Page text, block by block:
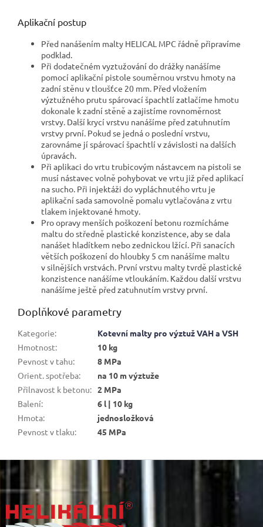
Aplikační postup
Před nanášením malty HELICAL MPC řádně připravíme
podklad.
Při dodatečném vyztužování do drážky nanášíme
pomocí aplikační pistole souměrnou vrstvu hmoty na
zadní stěnu v tloušťce 20 mm. Před vložením
výztužného prutu spárovací špachtlí zatlačíme hmotu
dokonale k zadní stěně a zajistíme rovnoměrnost
vrstvy. Další krycí vrstvu nanášíme před zatuhnutím
vrstvy první. Pokud se jedná o poslední vrstvu,
zarovnáme jí spárovací špachtlí v závislosti na dalších
úpravách.
Při aplikaci do vrtu trubicovým nástavcem na pistoli se
musí nástavec volně pohybovat ve vrtu již před aplikací
na sucho. Při injektáži do vypláchnutého vrtu je
aplikační sada samovolně pomalu vytlačována z vrtu
tlakem injektované hmoty.
Pro opravy menších poškození betonu rozmícháme
maltu do středně plastické konzistence, aby se dala
nanášet hladítkem nebo zednickou lžící. Při sanacích
větších poškození do hloubky 5 cm nanášíme maltu
v silnějších vrstvách. První vrstvu malty tvrdě plastické
konzistence nanášíme vtloukáním. Každou další vrstvu
nanášíme ještě před zatuhnutím vrstvy první.
Doplňkové parametry
Kategorie:
Kotevní malty pro výztuž VAH a VSH
Hmotnost:
10 kg
Pevnost v tahu:
8 MPa
Orient. spotřeba:
na 10 m výztuže
Přilnavost k betonu: 2 MPa
Balení:
6 l | 10 kg
Hmota:
jednosložková
Pevnost v tlaku: 45 MPa
á
p